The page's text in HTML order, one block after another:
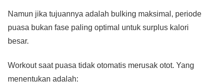
Namun jika tujuannya adalah bulking maksimal, periode
puasa bukan fase paling optimal untuk surplus kalori
besar.
Workout saat puasa tidak otomatis merusak otot. Yang
menentukan adalah: